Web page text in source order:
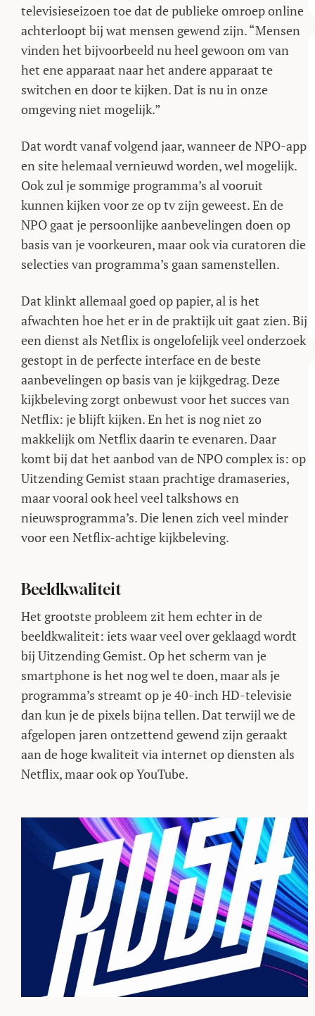
televisieseizoen toe dat de publieke omroep online
achterloopt bij wat mensen gewend zijn. “Mensen
vinden het bijvoorbeeld nu heel gewoon om van
het ene apparaat naar het andere apparaat te
switchen en door te kijken. Dat is nu in onze
omgeving niet mogelijk.”
Dat wordt vanaf volgend jaar, wanneer de NPO-app
en site helemaal vernieuwd worden, wel mogelijk.
Ook zul je sommige programma’s al vooruit
kunnen kijken voor ze op tv zijn geweest. En de
NPO gaat je persoonlijke aanbevelingen doen op
basis van je voorkeuren, maar ook via curatoren die
selecties van programma’s gaan samenstellen.
Dat klinkt allemaal goed op papier, al is het
afwachten hoe het er in de praktijk uit gaat zien. Bij
een dienst als Netflix is ongelofelijk veel onderzoek
gestopt in de perfecte interface en de beste
aanbevelingen op basis van je kijkgedrag. Deze
kijkbeleving zorgt onbewust voor het succes van
Netflix: je blijft kijken. En het is nog niet zo
makkelijk om Netflix daarin te evenaren. Daar
komt bij dat het aanbod van de NPO complex is: op
Uitzending Gemist staan prachtige dramaseries,
maar vooral ook heel veel talkshows en
nieuwsprogramma’s. Die lenen zich veel minder
voor een Netflix-achtige kijkbeleving.
Beeldkwaliteit
Het grootste probleem zit hem echter in de
beeldkwaliteit: iets waar veel over geklaagd wordt
bij Uitzending Gemist. Op het scherm van je
smartphone is het nog wel te doen, maar als je
programma’s streamt op je 40-inch HD-televisie
dan kun je de pixels bijna tellen. Dat terwijl we de
afgelopen jaren ontzettend gewend zijn geraakt
aan de hoge kwaliteit via internet op diensten als
Netflix, maar ook op YouTube.